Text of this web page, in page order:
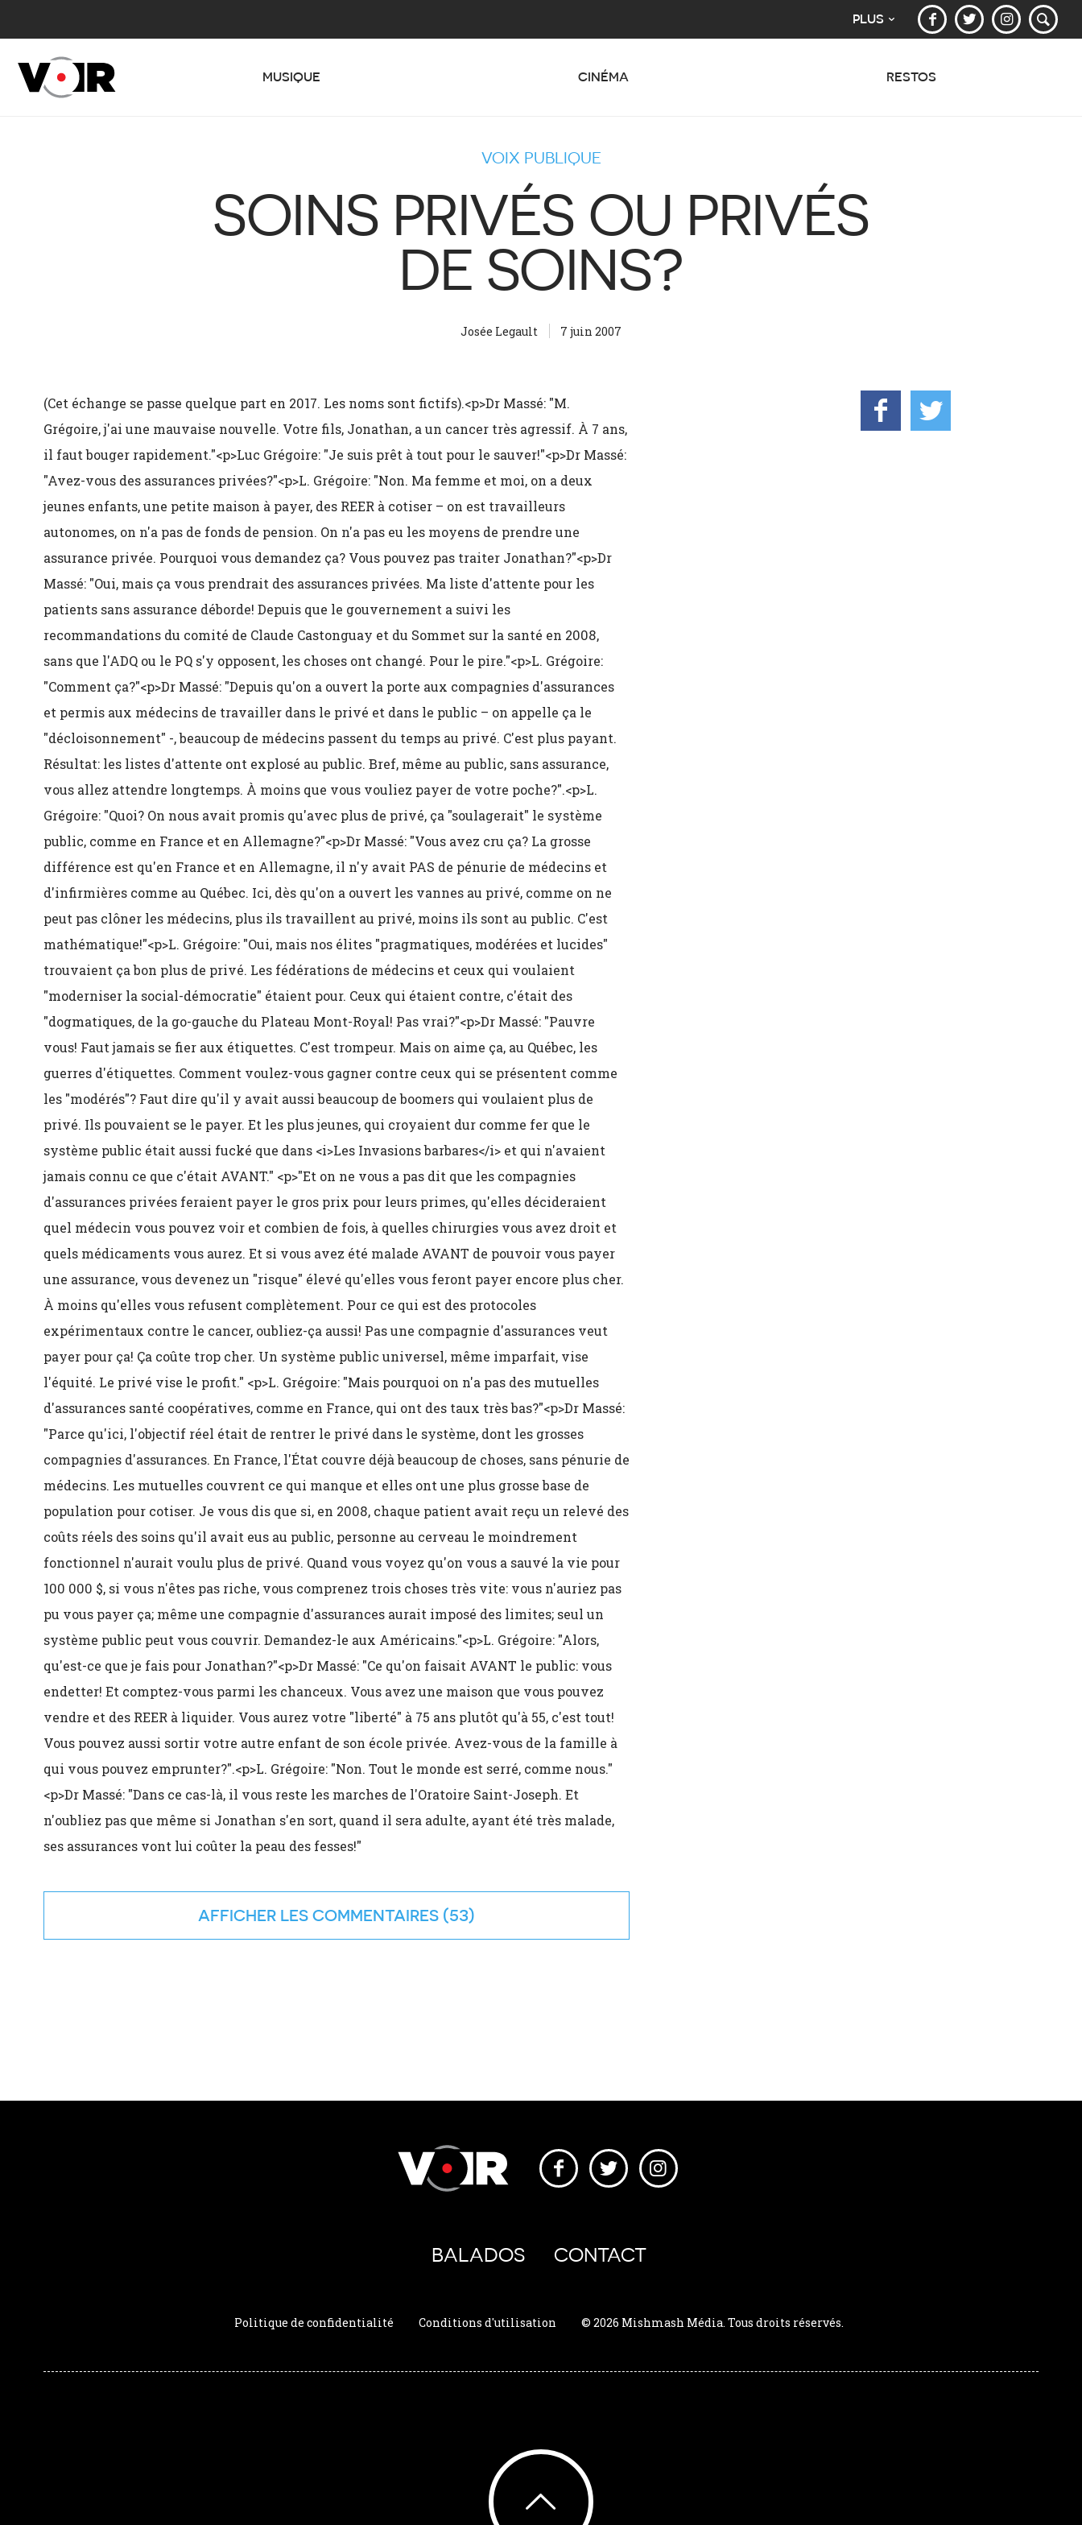
PLUS
MUSIQUE CINÉMA RESTOS
VOIX PUBLIQUE
SOINS PRIVÉS OU PRIVÉS
DE SOINS?
Josée Legault 7 juin 2007
(Cet échange se passe quelque part en 2017. Les noms sont fictifs).<p>Dr Massé: "M.
Grégoire, j'ai une mauvaise nouvelle. Votre fils, Jonathan, a un cancer très agressif. À 7 ans,
il faut bouger rapidement."<p>Luc Grégoire: "Je suis prêt à tout pour le sauver!"<p>Dr Massé:
"Avez-vous des assurances privées?"<p>L. Grégoire: "Non. Ma femme et moi, on a deux
jeunes enfants, une petite maison à payer, des REER à cotiser – on est travailleurs
autonomes, on n'a pas de fonds de pension. On n'a pas eu les moyens de prendre une
assurance privée. Pourquoi vous demandez ça? Vous pouvez pas traiter Jonathan?"<p>Dr
Massé: "Oui, mais ça vous prendrait des assurances privées. Ma liste d'attente pour les
patients sans assurance déborde! Depuis que le gouvernement a suivi les
recommandations du comité de Claude Castonguay et du Sommet sur la santé en 2008,
sans que l'ADQ ou le PQ s'y opposent, les choses ont changé. Pour le pire."<p>L. Grégoire:
"Comment ça?"<p>Dr Massé: "Depuis qu'on a ouvert la porte aux compagnies d'assurances
et permis aux médecins de travailler dans le privé et dans le public – on appelle ça le
"décloisonnement" -, beaucoup de médecins passent du temps au privé. C'est plus payant.
Résultat: les listes d'attente ont explosé au public. Bref, même au public, sans assurance,
vous allez attendre longtemps. À moins que vous vouliez payer de votre poche?".<p>L.
Grégoire: "Quoi? On nous avait promis qu'avec plus de privé, ça "soulagerait" le système
public, comme en France et en Allemagne?"<p>Dr Massé: "Vous avez cru ça? La grosse
différence est qu'en France et en Allemagne, il n'y avait PAS de pénurie de médecins et
d'infirmières comme au Québec. Ici, dès qu'on a ouvert les vannes au privé, comme on ne
peut pas clôner les médecins, plus ils travaillent au privé, moins ils sont au public. C'est
mathématique!"<p>L. Grégoire: "Oui, mais nos élites "pragmatiques, modérées et lucides"
trouvaient ça bon plus de privé. Les fédérations de médecins et ceux qui voulaient
"moderniser la social-démocratie" étaient pour. Ceux qui étaient contre, c'était des
"dogmatiques, de la go-gauche du Plateau Mont-Royal! Pas vrai?"<p>Dr Massé: "Pauvre
vous! Faut jamais se fier aux étiquettes. C'est trompeur. Mais on aime ça, au Québec, les
guerres d'étiquettes. Comment voulez-vous gagner contre ceux qui se présentent comme
les "modérés"? Faut dire qu'il y avait aussi beaucoup de boomers qui voulaient plus de
privé. Ils pouvaient se le payer. Et les plus jeunes, qui croyaient dur comme fer que le
système public était aussi fucké que dans <i>Les Invasions barbares</i> et qui n'avaient
jamais connu ce que c'était AVANT." <p>"Et on ne vous a pas dit que les compagnies
d'assurances privées feraient payer le gros prix pour leurs primes, qu'elles décideraient
quel médecin vous pouvez voir et combien de fois, à quelles chirurgies vous avez droit et
quels médicaments vous aurez. Et si vous avez été malade AVANT de pouvoir vous payer
une assurance, vous devenez un "risque" élevé qu'elles vous feront payer encore plus cher.
À moins qu'elles vous refusent complètement. Pour ce qui est des protocoles
expérimentaux contre le cancer, oubliez-ça aussi! Pas une compagnie d'assurances veut
payer pour ça! Ça coûte trop cher. Un système public universel, même imparfait, vise
l'équité. Le privé vise le profit." <p>L. Grégoire: "Mais pourquoi on n'a pas des mutuelles
d'assurances santé coopératives, comme en France, qui ont des taux très bas?"<p>Dr Massé:
"Parce qu'ici, l'objectif réel était de rentrer le privé dans le système, dont les grosses
compagnies d'assurances. En France, l'État couvre déjà beaucoup de choses, sans pénurie de
médecins. Les mutuelles couvrent ce qui manque et elles ont une plus grosse base de
population pour cotiser. Je vous dis que si, en 2008, chaque patient avait reçu un relevé des
coûts réels des soins qu'il avait eus au public, personne au cerveau le moindrement
fonctionnel n'aurait voulu plus de privé. Quand vous voyez qu'on vous a sauvé la vie pour
100 000 $, si vous n'êtes pas riche, vous comprenez trois choses très vite: vous n'auriez pas
pu vous payer ça; même une compagnie d'assurances aurait imposé des limites; seul un
système public peut vous couvrir. Demandez-le aux Américains."<p>L. Grégoire: "Alors,
qu'est-ce que je fais pour Jonathan?"<p>Dr Massé: "Ce qu'on faisait AVANT le public: vous
endetter! Et comptez-vous parmi les chanceux. Vous avez une maison que vous pouvez
vendre et des REER à liquider. Vous aurez votre "liberté" à 75 ans plutôt qu'à 55, c'est tout!
Vous pouvez aussi sortir votre autre enfant de son école privée. Avez-vous de la famille à
qui vous pouvez emprunter?".<p>L. Grégoire: "Non. Tout le monde est serré, comme nous."
<p>Dr Massé: "Dans ce cas-là, il vous reste les marches de l'Oratoire Saint-Joseph. Et
n'oubliez pas que même si Jonathan s'en sort, quand il sera adulte, ayant été très malade,
ses assurances vont lui coûter la peau des fesses!"
COMMENTAIRES
BALADOS CONTACT
Politique de confidentialité Conditions d'utilisation © 2026 Mishmash Média. Tous droits réservés.